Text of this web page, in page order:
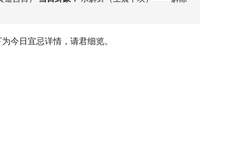
今日宜忌详情，请君细览。